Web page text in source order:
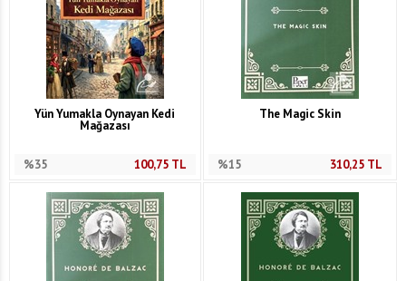
Yün Yumakla Oynayan Kedi
Mağazası
%35 100,75TL
The Magic Skin
%15 310,25 TL